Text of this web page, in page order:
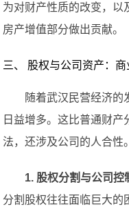
为对财产性质的改变，以
房产增值部分做出贡献。
三、 股权与公司资产：
随着武汉民营经济的
日益增多。这比普通财产
法，还涉及公司的人合性。
1. 股权分割与公司控
分割股权往往面临巨大的